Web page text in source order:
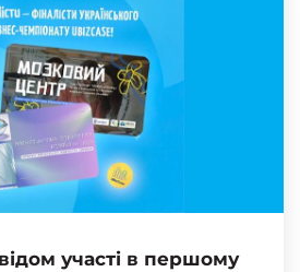
участі в першому